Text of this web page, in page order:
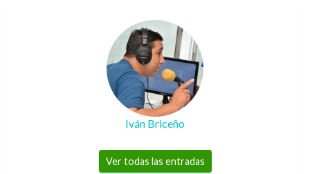
Iván Briceño
Ver todas las entradas